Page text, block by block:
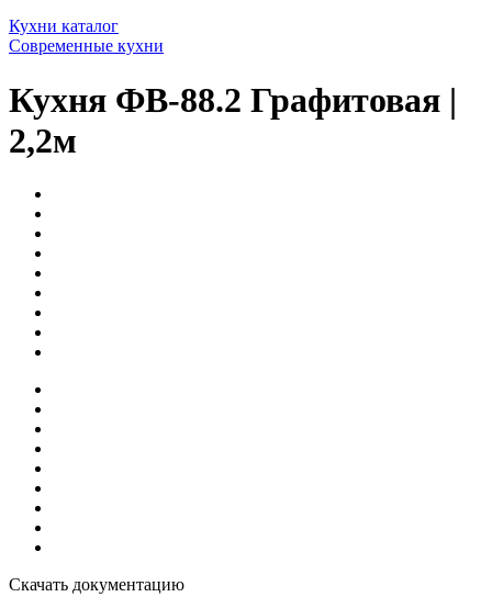
Кухни каталог
Современные кухни
Кухня ФВ-88.2 Графитовая |
2,2м
Скачать документацию